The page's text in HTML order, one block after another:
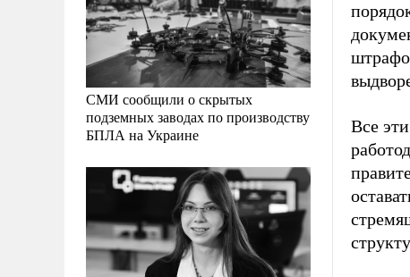
СМИ сообщили о скрытых
подземных заводах по производству
БПЛА на Украине
Все